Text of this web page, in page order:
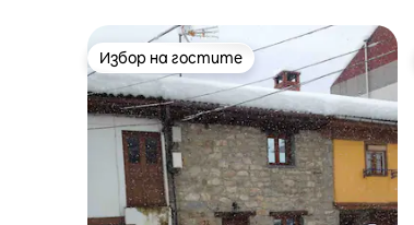
Избор на гостите
Избор на гостите